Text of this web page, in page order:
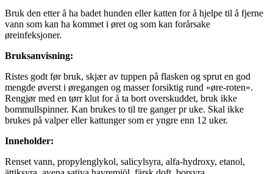
Bruk den etter å ha badet hunden eller katten for å hjelpe til å fjerne
vann som kan ha kommet i øret og som kan forårsake
øreinfeksjoner.
Bruksanvisning:
Ristes godt før bruk, skjær av tuppen på flasken og sprut en god
mengde øverst i øregangen og masser forsiktig rund «øre-roten».
Rengjør med en tørr klut for å ta bort overskuddet, bruk ikke
bommullspinner. Kan brukes to til tre ganger pr uke. Skal ikke
brukes på valper eller kattunger som er yngre enn 12 uker.
Inneholder:
Renset vann, propylenglykol, salicylsyra, alfa-hydroxy, etanol,